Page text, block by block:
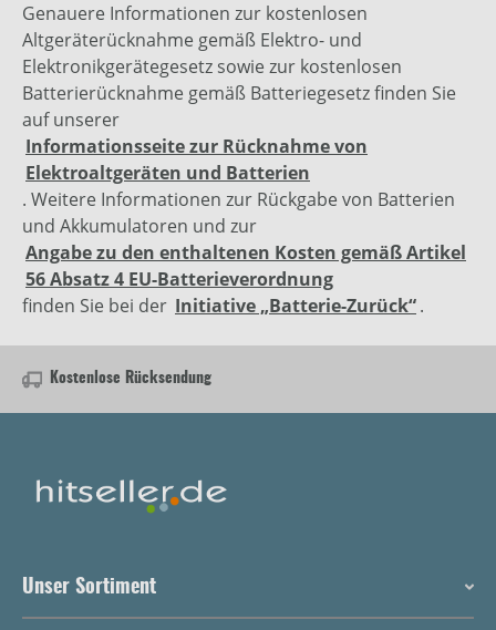
Genauere Informationen zur kostenlosen
Altgeräterücknahme gemäß Elektro- und
Elektronikgerätegesetz sowie zur kostenlosen
Batterierücknahme gemäß Batteriegesetz finden Sie
auf unserer
Informationsseite zur Rücknahme von
Elektroaltgeräten und Batterien
. Weitere Informationen zur Rückgabe von Batterien
und Akkumulatoren und zur
Angabe zu den enthaltenen Kosten gemäß Artikel
56 Absatz 4 EU-Batterieverordnung
finden Sie bei der Initiative „Batterie-Zurück“.
Kostenlose Rücksendung
Unser Sortiment